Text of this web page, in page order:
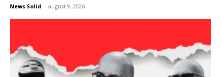
News Solid - august 9, 2026